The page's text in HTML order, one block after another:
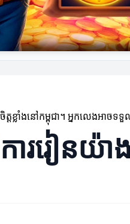
ខ្លាំងនៅកម្ពុជា។ អ្នកលេងអ
ររៀនយ៉ា